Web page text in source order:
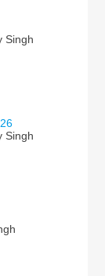
Singh
Singh